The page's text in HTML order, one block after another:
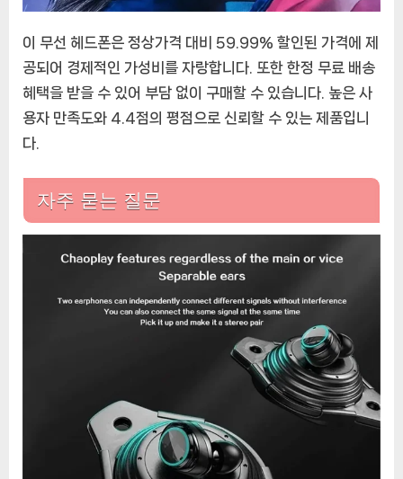
이 무선 헤드폰은 정상가격 대비 59.99% 할인된 가격에 제
공되어 경제적인 가성비를 자랑합니다. 또한 한정 무료 배송
혜택을 받을 수 있어 부담 없이 구매할 수 있습니다. 높은 사
용자 만족도와 4.4점의 평점으로 신뢰할 수 있는 제품입니
다.
자주 묻는 질문